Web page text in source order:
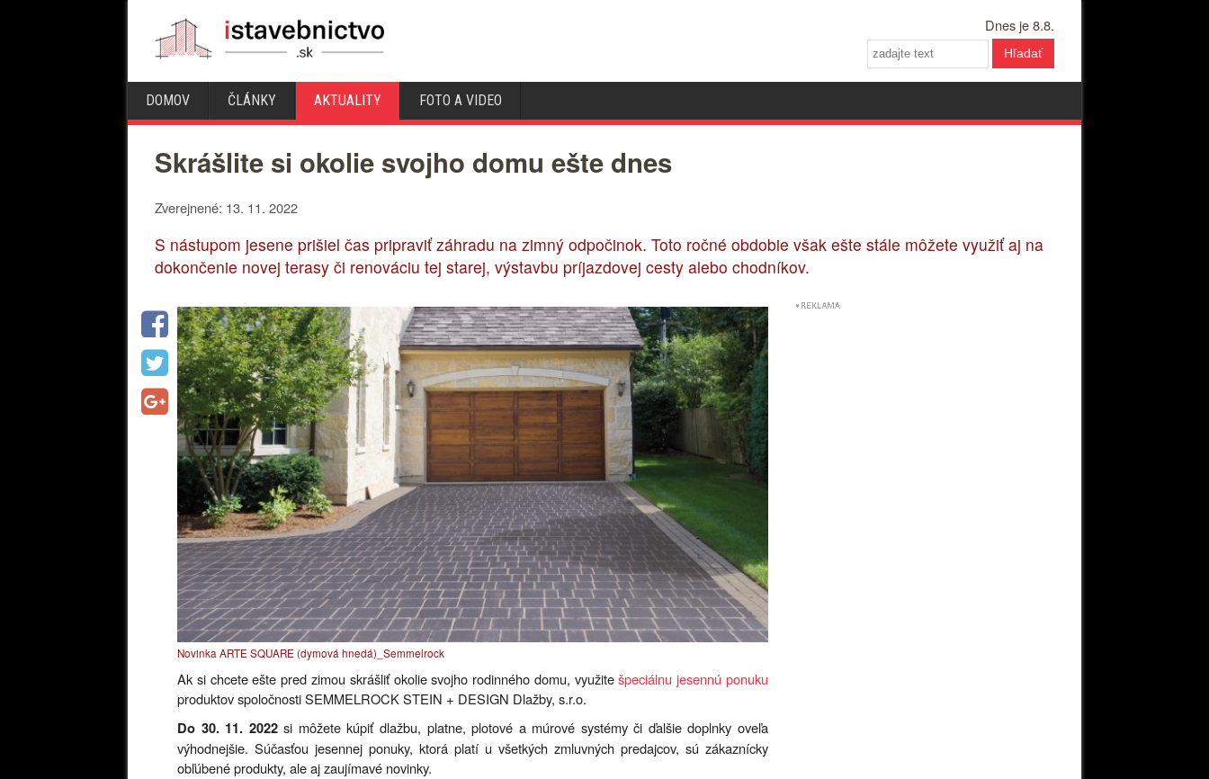
Dnes je 8.8.
Hľadať
DOMOV ČLÁNKY AKTUALITY FOTO A VIDEO
Skrášlite si okolie svojho domu ešte dnes
Zverejnené: 13. 11. 2022
S nástupom jesene prišiel čas pripraviť záhradu na zimný odpočinok. Toto ročné obdobie však ešte stále môžete využiť aj na
dokončenie novej terasy či renováciu tej starej, výstavbu príjazdovej cesty alebo chodníkov.
Novinka ARTE SQUARE (dymová hnedá)_Semmelrock
Ak si chcete ešte pred zimou skrášliť okolie svojho rodinného domu, využitešpeciálnu jesennú ponuku
produktov spoločnosti SEMMELROCK STEIN + DESIGN Dlažby, s.r.o.
Do 30. 11. 2022si môžete kúpiť dlažbu, platne, plotové a múrové systémy či ďalšie doplnky oveľa
výhodnejšie. Súčasťou jesennej ponuky, ktorá platí u všetkých zmluvných predajcov, sú zákaznícky
obľúbené produkty, ale aj zaujímavé novinky.